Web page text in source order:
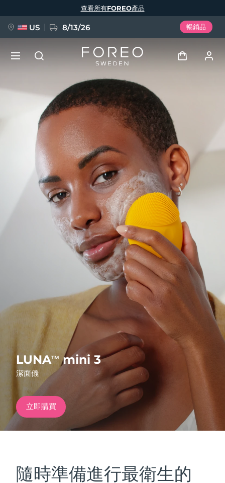
LUNATM mini 3
潔面儀
立即購買
隨時準備進行最衛生的
查看所有FOREO產品
US 8/13/26 暢銷品
我的設備
我的訂單
我的地址
我的訂閱
新品
FAQ™ Pure Beauty-Tech Elixir
BREAKING NEWS
issa™ Teeth Whitening Set
FAQ™ Dual LED Panel
熱門產品
特別優惠 暢銷產品
紅光療法
English Deutsch
Español
Français
Italiano
Português
Svenska
Русский
Türkçe
简体中文 繁體中文
預計送達日期8/13/26
預計送達日期 8/12/26
西班牙 預計送達日期 8/12/26
預計送達日期
預計送達日期 8/12/26
德國
加拿大
奧地利 預計送達日期8/12/26